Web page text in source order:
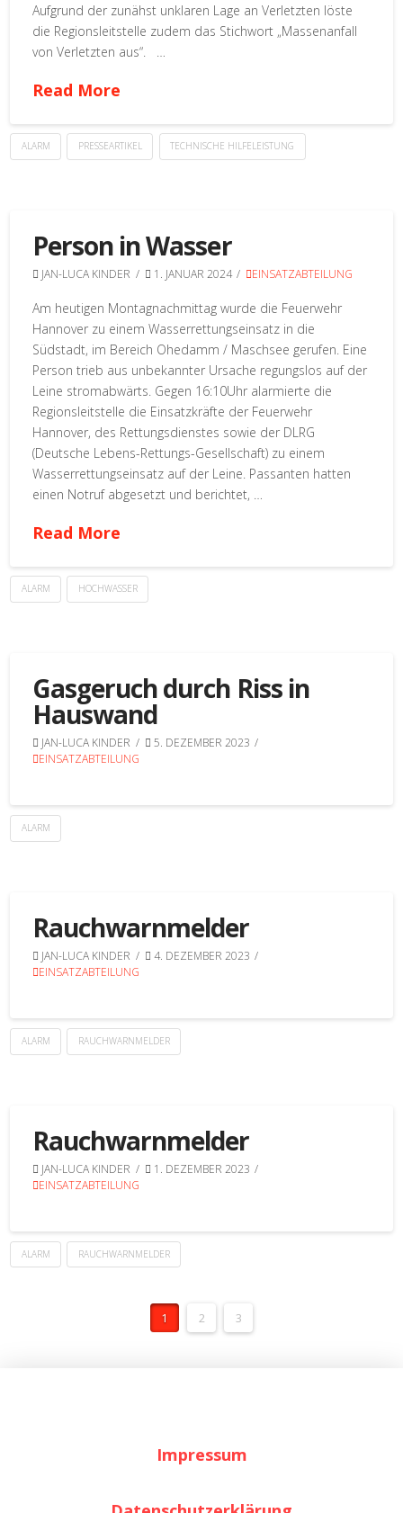
Aufgrund der zunähst unklaren Lage an Verletzten löste
die Regionsleitstelle zudem das Stichwort „Massenanfall
von Verletzten aus“. …
Read More
ALARM PRESSEARTIKEL TECHNISCHE HILFELEISTUNG
Person in Wasser
JAN-LUCA KINDER 1. JANUAR 2024 EINSATZABTEILUNG
Am heutigen Montagnachmittag wurde die Feuerwehr
Hannover zu einem Wasserrettungseinsatz in die
Südstadt, im Bereich Ohedamm / Maschsee gerufen. Eine
Person trieb aus unbekannter Ursache regungslos auf der
Leine stromabwärts. Gegen 16:10Uhr alarmierte die
Regionsleitstelle die Einsatzkräfte der Feuerwehr
Hannover, des Rettungsdienstes sowie der DLRG
(Deutsche Lebens-Rettungs-Gesellschaft) zu einem
Wasserrettungseinsatz auf der Leine. Passanten hatten
einen Notruf abgesetzt und berichtet, …
Read More
ALARM HOCHWASSER
Gasgeruch durch Riss in
Hauswand
JAN-LUCA KINDER
5. DEZEMBER 2023
EINSATZABTEILUNG
ALARM
Rauchwarnmelder
JAN-LUCA KINDER
4. DEZEMBER 2023
EINSATZABTEILUNG
ALARM RAUCHWARNMELDER
Rauchwarnmelder
JAN-LUCA KINDER
1. DEZEMBER 2023
EINSATZABTEILUNG
ALARM RAUCHWARNMELDER
1 2 3
Impressum